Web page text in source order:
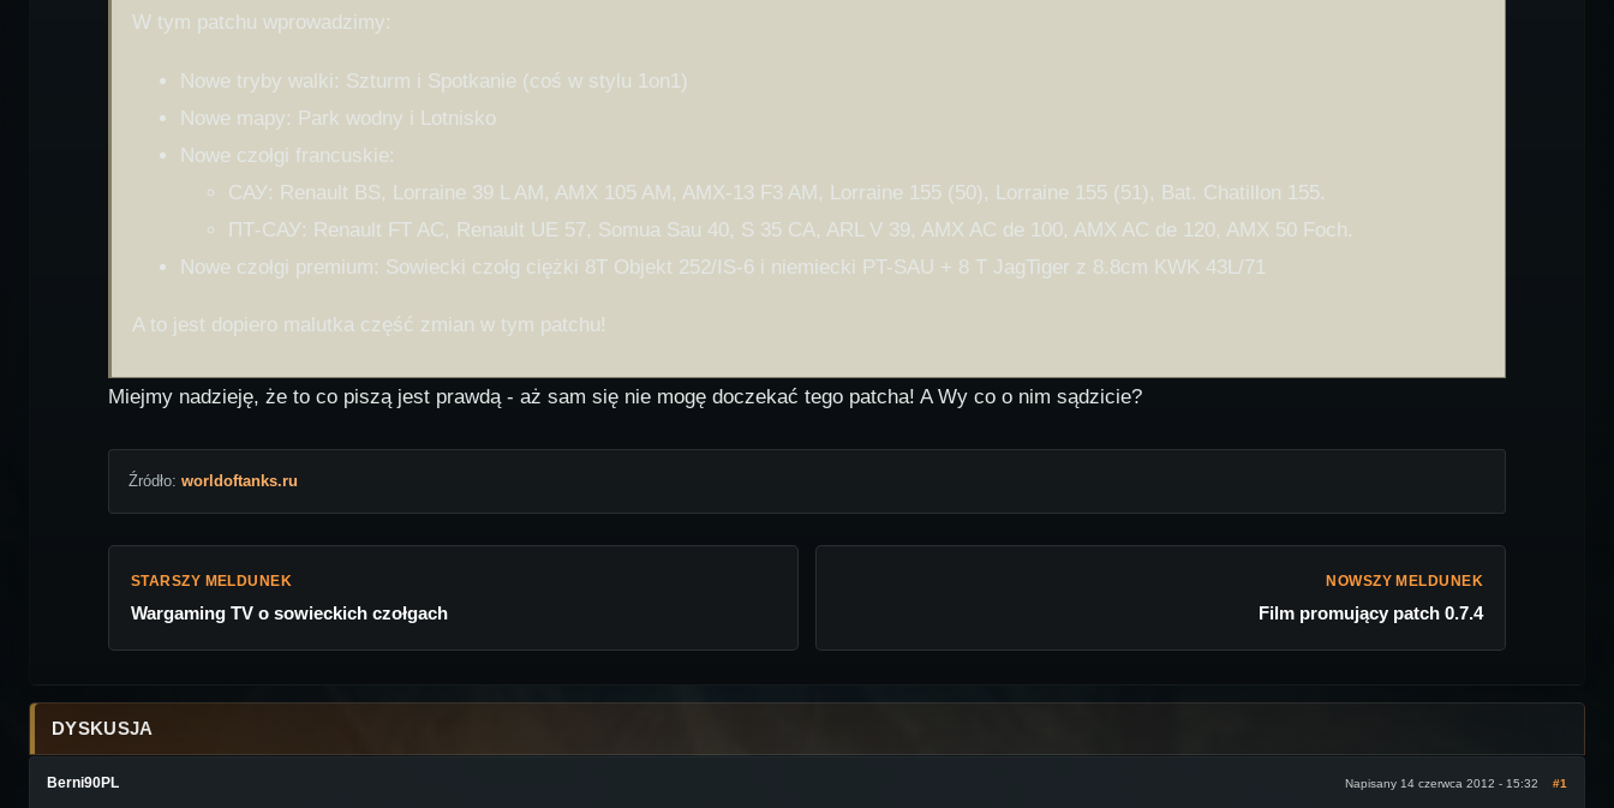
W tym patchu wprowadzimy:
Nowe tryby walki: Szturm i Spotkanie (coś w stylu 1on1)
Nowe mapy: Park wodny i Lotnisko
Nowe czołgi francuskie:
САУ: Renault BS, Lorraine 39 L AM, AMX 105 AM, AMX-13 F3 AM, Lorraine 155 (50), Lorraine 155 (51), Bat. Chatillon 155.
ПТ-САУ: Renault FT AC, Renault UE 57, Somua Sau 40, S 35 CA, ARL V 39, AMX AC de 100, AMX AC de 120, AMX 50 Foch.
Nowe czołgi premium: Sowiecki czołg ciężki 8T Objekt 252/IS-6 i niemiecki PT-SAU + 8 T JagTiger z 8.8cm KWK 43L/71
A to jest dopiero malutka część zmian w tym patchu!
Miejmy nadzieję, że to co piszą jest prawdą - aż sam się nie mogę doczekać tego patcha! A Wy co o nim sądzicie?
Źródło: worldoftanks.ru
STARSZY MELDUNEK
Wargaming TV o sowieckich czołgach
NOWSZY MELDUNEK
Film promujący patch 0.7.4
DYSKUSJA
Berni90PL Napisany 14 czerwca 2012 - 15:32 #1